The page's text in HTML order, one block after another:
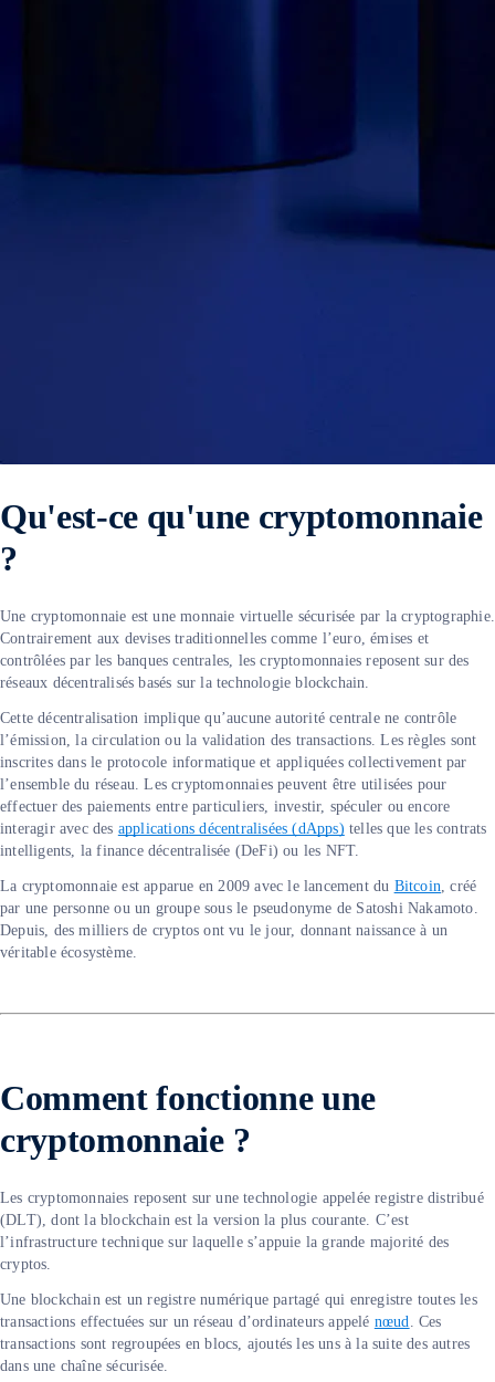
Qu'est-ce qu'une cryptomonnaie
?
Une cryptomonnaie est une monnaie virtuelle sécurisée par la cryptographie.
Contrairement aux devises traditionnelles comme l’euro, émises et
contrôlées par les banques centrales, les cryptomonnaies reposent sur des
réseaux décentralisés basés sur la technologie blockchain.
Cette décentralisation implique qu’aucune autorité centrale ne contrôle
l’émission, la circulation ou la validation des transactions. Les règles sont
inscrites dans le protocole informatique et appliquées collectivement par
l’ensemble du réseau. Les cryptomonnaies peuvent être utilisées pour
effectuer des paiements entre particuliers, investir, spéculer ou encore
interagir avec des applications décentralisées (dApps) telles que les contrats
intelligents, la finance décentralisée (DeFi) ou les NFT.
La cryptomonnaie est apparue en 2009 avec le lancement du Bitcoin , créé
par une personne ou un groupe sous le pseudonyme de Satoshi Nakamoto.
Depuis, des milliers de cryptos ont vu le jour, donnant naissance à un
véritable écosystème.
Comment fonctionne une
cryptomonnaie ?
Les cryptomonnaies reposent sur une technologie appelée registre distribué
(DLT), dont la blockchain est la version la plus courante. C’est
l’infrastructure technique sur laquelle s’appuie la grande majorité des
cryptos.
Une blockchain est un registre numérique partagé qui enregistre toutes les
transactions effectuées sur un réseau d’ordinateurs appelé nœud
. Ces
transactions sont regroupées en blocs, ajoutés les uns à la suite des autres
dans une chaîne sécurisée.